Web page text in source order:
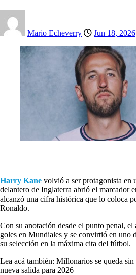
Mario Echeverry Jun 18, 2026
Harry Kane volvió a ser protagonista en
delantero de Inglaterra abrió el marcador
alcanzó una cifra histórica que lo coloca
Ronaldo.
Con su anotación desde el punto penal,
goles en Mundiales y se convirtió en uno
su selección en la máxima cita del fútbol.
Lea acá también: Millonarios se queda
nueva salida para 2026